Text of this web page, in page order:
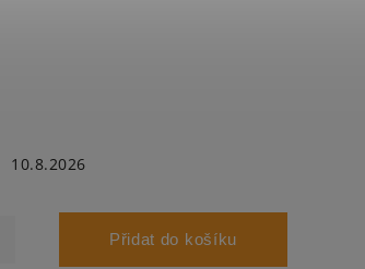
10.8.2026
Přidat do košíku